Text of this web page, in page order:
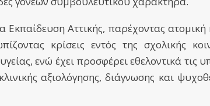
Εκπαίδευση Αττικής, παρέχοντας ατομική
κρίσεις εντός της σχολικής
ενώ έχει προσφέρει εθελοντικά τις
αξιολόγησης, διάγνωσης και